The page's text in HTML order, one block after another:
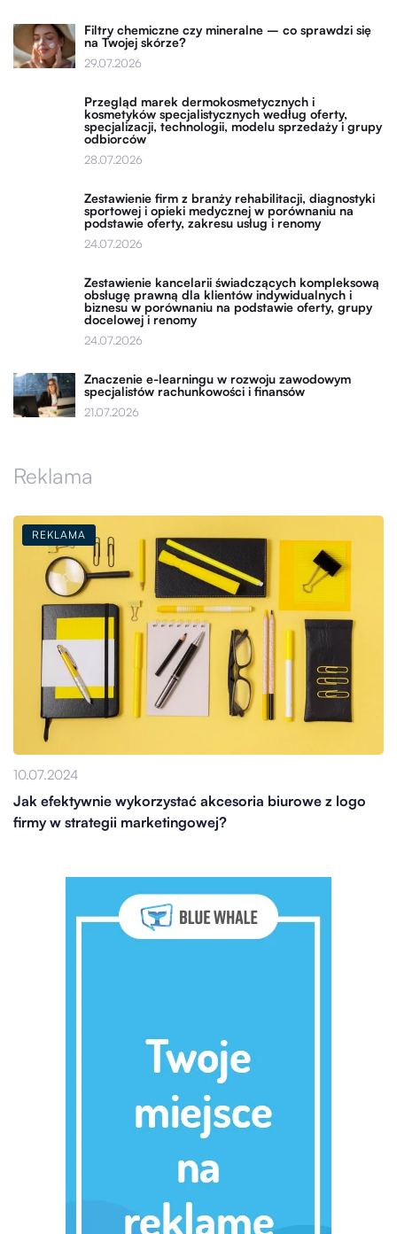
Filtry chemiczne czy mineralne – co sprawdzi się
na Twojej skórze?
29.07.2026
Przegląd marek dermokosmetycznych i
kosmetyków specjalistycznych według oferty,
specjalizacji, technologii, modelu sprzedaży i grupy
odbiorców
28.07.2026
Zestawienie firm z branży rehabilitacji, diagnostyki
sportowej i opieki medycznej w porównaniu na
podstawie oferty, zakresu usług i renomy
24.07.2026
Zestawienie kancelarii świadczących kompleksową
obsługę prawną dla klientów indywidualnych i
biznesu w porównaniu na podstawie oferty, grupy
docelowej i renomy
24.07.2026
Znaczenie e-learningu w rozwoju zawodowym
specjalistów rachunkowości i finansów
21.07.2026
Reklama
REKLAMA
10.07.2024
Jak efektywnie wykorzystać akcesoria biurowe z logo
firmy w strategii marketingowej?